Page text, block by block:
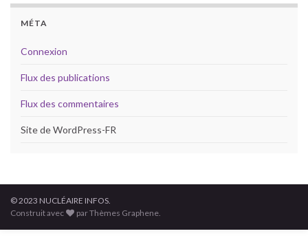
MÉTA
Connexion
Flux des publications
Flux des commentaires
Site de WordPress-FR
© 2023 NUCLÉAIRE INFOS.
Construit avec
par Thèmes Graphene.